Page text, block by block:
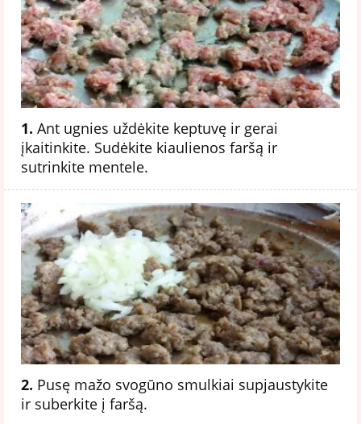
1. Ant ugnies uždėkite keptuvę ir gerai
įkaitinkite. Sudėkite kiaulienos faršą ir
sutrinkite mentele.
2. Pusę mažo svogūno smulkiai supjaustykite
ir suberkite į faršą.